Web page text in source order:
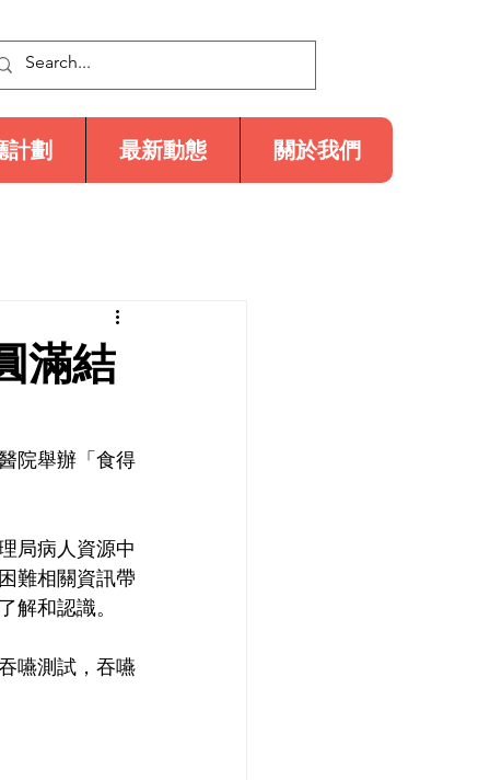
計劃 最新動態 關於我們
滿結
院舉辦「食得
局病人資源中
難相關資訊帶
解和認識。
嚥測試，吞嚥